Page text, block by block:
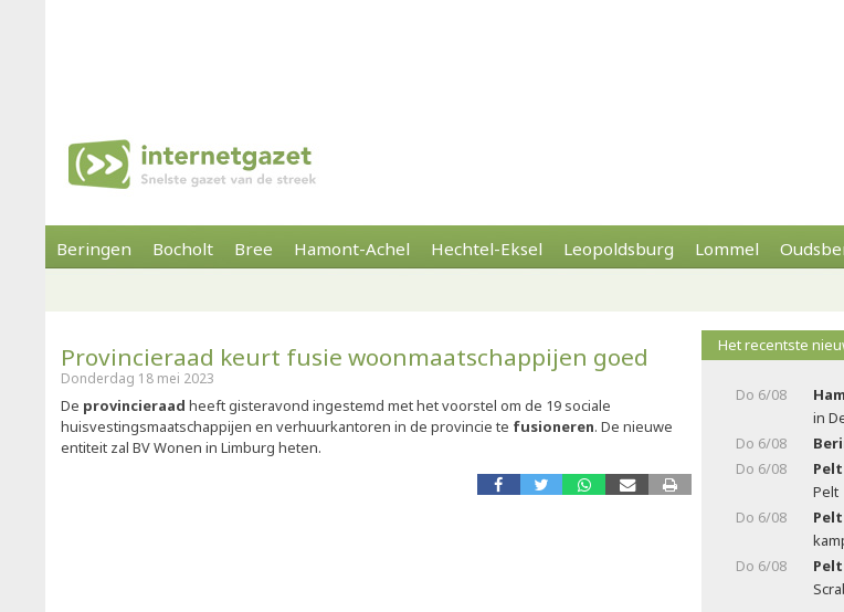
Beringen Bocholt Bree Hamont-Achel Hechtel-Eksel Leopoldsburg Lommel
Provincieraad keurt fusie woonmaatschappijen goed
Donderdag 18 mei 2023
De provincieraad heeft gisteravond ingestemd met het voorstel om de 19 sociale
huisvestingsmaatschappijen en verhuurkantoren in de provincie te fusioneren. De nieuwe
entiteit zal BV Wonen in Limburg heten.
Het recentste
Do 6/08
in
Do 6/08
Do 6/08
Pelt
Pelt
Do 6/08
Pelt
Do 6/08
Pelt